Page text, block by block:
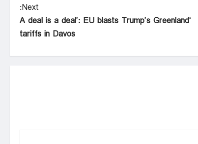
Next:
‘A deal is a deal’: EU blasts Trump’s Greenland
tariffs in Davos